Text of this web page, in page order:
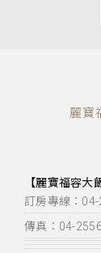
麗寶
【麗寶福容大
訂房專線：
傳真：04-